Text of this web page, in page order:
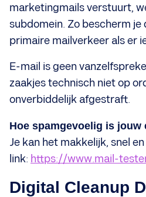
marketingmails verstuurt,
subdomein. Zo bescherm je
primaire mailverkeer als er
E-mail is geen
zaakjes technisch niet op
onverbiddelijk afgestraft.
Hoe spamgevoelig is jouw
Je kan het makkelijk, snel
link: https://www.mail-
Digital Cleanup